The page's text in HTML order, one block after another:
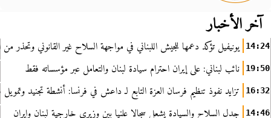
آخر الأخبار
14:24 يونيفيل تؤكد دعمها للجيش اللبناني في مواجهة السلاح غير القانوني وتحذر من
19:50 نائب لبناني: على إيران احترام سيادة لبنان والتعامل عبر مؤسساته فقط
16:32 تزايد نفوذ تنظيم فرسان العزة التابع لـ داعش في فرنسا: أنشطة تجنيد
14:46 جدل السلاح والسيادة يشعل سجالا علنيا بين وزيري خارجية لبنان وإيران